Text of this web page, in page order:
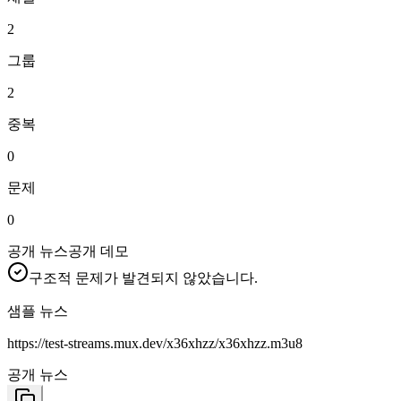
2
그룹
2
중복
0
문제
0
공개 뉴스공개 데모
구조적 문제가 발견되지 않았습니다.
샘플 뉴스
https://test-streams.mux.dev/x36xhzz/x36xhzz.m3u8
공개 뉴스